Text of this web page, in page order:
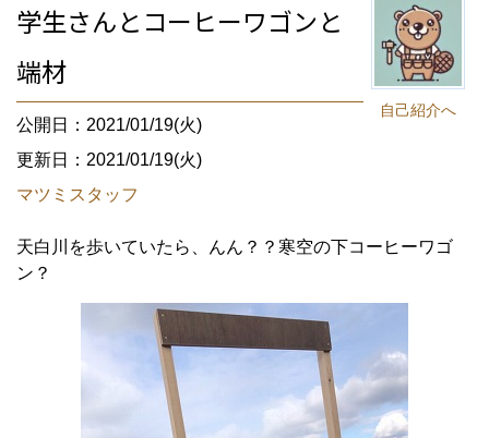
自己紹介へ
学生さんとコーヒーワゴンと
端材
公開日：2021/01/19(火)
更新日：2021/01/19(火)
マツミスタッフ
天白川を歩いていたら、んん？？寒空の下コーヒーワゴ
ン？